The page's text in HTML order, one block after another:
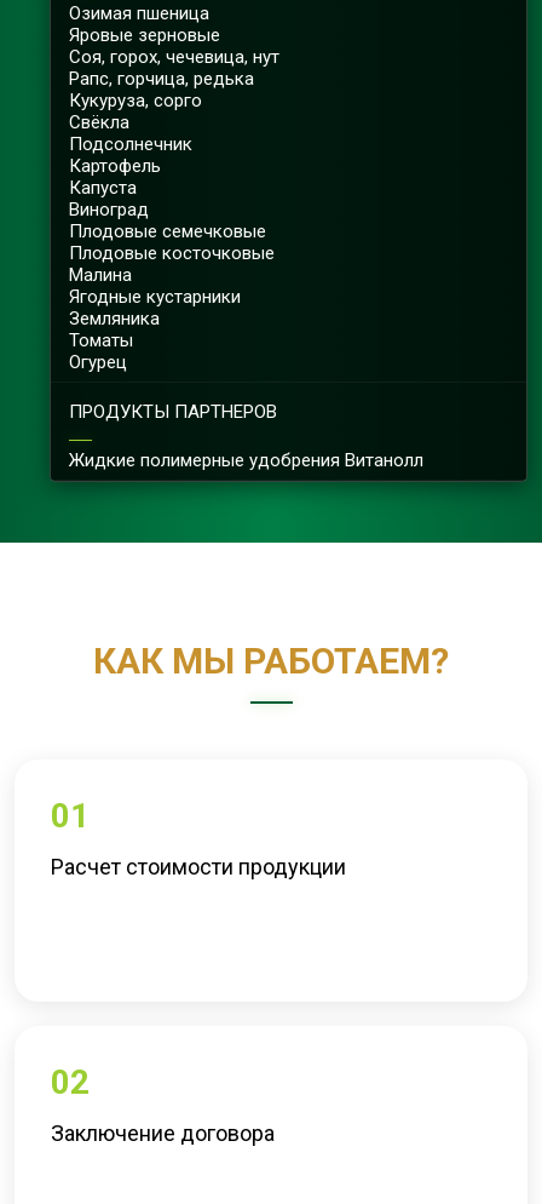
Озимая пшеница
Яровые зерновые
Соя, горох, чечевица, нут
Рапс, горчица, редька
Кукуруза, сорго
Свёкла
Подсолнечник
Картофель
Капуста
Виноград
Плодовые семечковые
Плодовые косточковые
Малина
Ягодные кустарники
Земляника
Томаты
Огурец
ПРОДУКТЫ ПАРТНЕРОВ
Жидкие полимерные удобрения Витанолл
КАК МЫ РАБОТАЕМ?
01
Расчет стоимости продукции
02
Заключение договора